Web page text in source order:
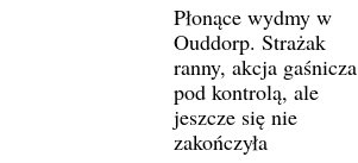
Płonące wydmy w
Ouddorp. Strażak
ranny, akcja gaśnicza
pod kontrolą, ale
jeszcze się nie
zakończyła